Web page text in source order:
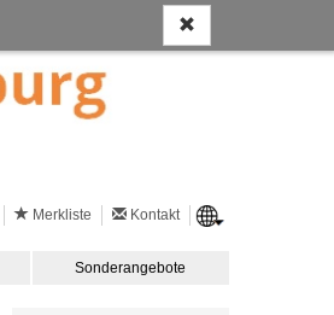
Merkliste Kontakt
Sonderangebote